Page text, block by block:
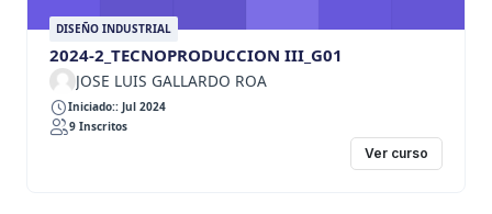
DISEÑO INDUSTRIAL
2024-2_TECNOPRODUCCION III_G01
JOSE LUIS GALLARDO ROA
Iniciado:: Jul 2024
9 Inscritos
Ver curso